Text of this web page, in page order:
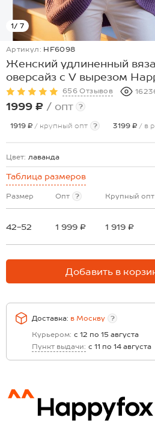
1/ 7
Артикул: HF6098
Женский удлиненный
оверсайз с V вырезом
656 Отзывов
1999 ₽ / опт ?
1919 ₽ / крупный опт ? 3199 ₽ / в
Цвет: лаванда
Таблица размеров
Размер Опт ? Крупный опт
42-52 1 999 ₽ 1 919 ₽
Добавить в
Доставка: в Москву
?
Курьером: с 12 по 15 августа
Пункт выдачи: с 11 по 14 августа